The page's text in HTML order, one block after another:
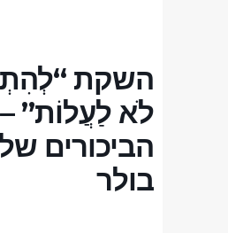
השקת
לֹא לַעֲלוֹת”
הביכורים
בולר